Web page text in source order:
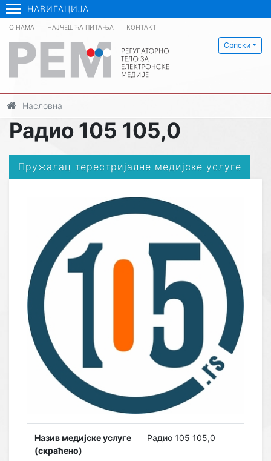
НАВИГАЦИЈА
Српски
О НАМА НАЈЧЕШЋА ПИТАЊА КОНТАКТ
Насловна
Радио 105 105,0
Пружалац терестријалне медијске услуге
Назив медијске услуге
(скраћено)
Радио 105 105,0